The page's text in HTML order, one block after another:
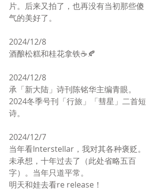
片。后来又拍了，也再没有当初那些傻
气的美好了。
2024/12/8
酒酿松糕和桂花拿铁☕️🍂
2024/12/8
承「新大陆」诗刊陈铭华主编青眼。
2024冬季号刊「行旅」「彗星」二首短
诗。
2024/12/7
当年看Interstellar，我对其各种褒贬。
未承想，十年过去了（此处省略五百
字）。当年只道平常。
明天和娃去看re release！